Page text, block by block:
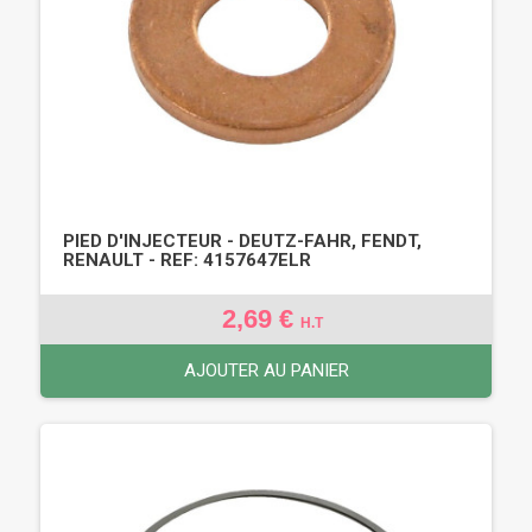
PIED D'INJECTEUR - DEUTZ-FAHR, FENDT,
RENAULT - REF: 4157647ELR
2,69 € H.T
AJOUTER AU PANIER